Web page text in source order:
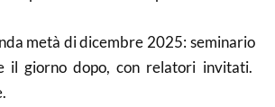
metà di dicembre 2025: seminario
il giorno dopo, con relatori invitati.